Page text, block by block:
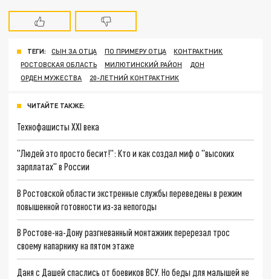
ТЕГИ: СЫН ЗА ОТЦА ПО ПРИМЕРУ ОТЦА
КОНТРАКТНИК
РОСТОВСКАЯ ОБЛАСТЬ
МИЛЮТИНСКИЙ РАЙОН
ДОН
ОРДЕН МУЖЕСТВА
20-ЛЕТНИЙ КОНТРАКТНИК
ЧИТАЙТЕ ТАКЖЕ:
Технофашисты XXI века
"Людей это просто бесит!": Кто и как создал миф о "высоких
зарплатах" в России
В Ростовской области экстренные службы переведены в режим
повышенной готовности из-за непогоды
В Ростове-на-Дону разгневанный монтажник перерезал трос
своему напарнику на пятом этаже
Даня с Дашей спаслись от боевиков ВСУ. Но беды для малышей не